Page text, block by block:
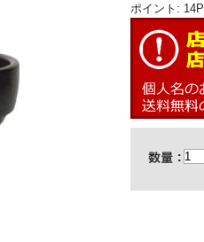
ポイント: 14